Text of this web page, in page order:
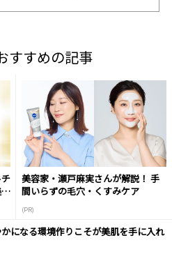
すすめの記事
美容家・瀬戸麻実さんが解説！ 手
間いらずの毛穴・くすみケア
(PR)
になる環境作りこそが美肌を手に入れ